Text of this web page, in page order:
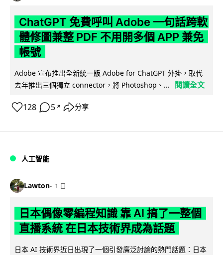
ChatGPT 免費呼叫 Adobe 一句話跨軟
體修圖兼整 PDF 不用開多個 APP 兼免
帳號
Adobe 宣布推出全新統一版 Adobe for ChatGPT 外掛，取代
去年推出三個獨立 connector，將 Photoshop、...
閱讀全文
128 5 ↗ 分享
人工智能
Lawton 1 日
日本偶像零編程知識 靠 AI 搞了一整個
直播系統 在日本技術界成為話題
日本 AI 技術界近日出現了一個引發廣泛討論的熱門話題：日本